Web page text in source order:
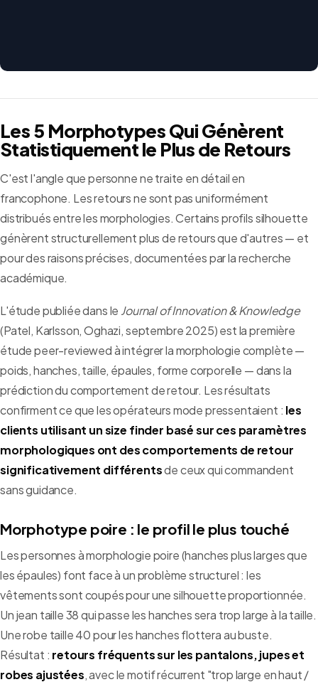
Les 5 Morphotypes Qui Génèrent
Statistiquement le Plus de Retours
C'est l'angle que personne ne traite en détail en
francophone. Les retours ne sont pas uniformément
distribués entre les morphologies. Certains profils silhouette
génèrent structurellement plus de retours que d'autres — et
pour des raisons précises, documentées par la recherche
académique.
L'étude publiée dans le Journal of Innovation & Knowledge
(Patel, Karlsson, Oghazi, septembre 2025) est la première
étude peer-reviewed à intégrer la morphologie complète —
poids, hanches, taille, épaules, forme corporelle — dans la
prédiction du comportement de retour. Les résultats
confirment ce que les opérateurs mode pressentaient : les
clients utilisant un size finder basé sur ces paramètres
morphologiques ont des comportements de retour
significativement différentsde ceux qui commandent
sans guidance.
Morphotype poire : le profil le plus touché
Les personnes à morphologie poire (hanches plus larges que
les épaules) font face à un problème structurel : les
vêtements sont coupés pour une silhouette proportionnée.
Un jean taille 38 qui passe les hanches sera trop large à la taille.
Une robe taille 40 pour les hanches flottera au buste.
Résultat : retours fréquents sur les pantalons, jupes et
robes ajustées, avec le motif récurrent "trop large en haut /